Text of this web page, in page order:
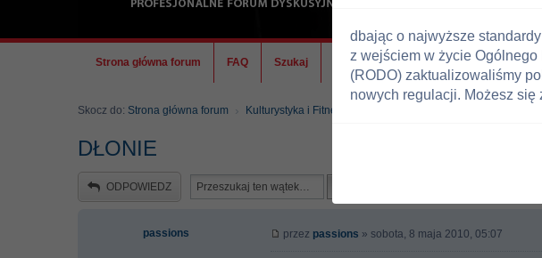
Strona główna forum FAQ Szukaj Ekipa
Skocz do: Strona główna forum Kulturystyka i Fitness
DŁONIE
ODPOWIEDZ
passions przez passions » sobota, 8 maja 2010, 05:07
dbając o najwyższe
z wejściem w życie
(RODO) zaktualizowaliśmy
nowych regulacji. Możesz się